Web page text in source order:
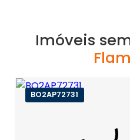
Imóveis
BO2AP72731